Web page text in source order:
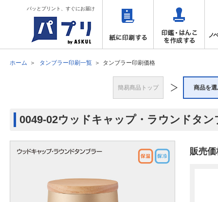
パッとプリント、すぐにお届け
ホーム タンブラー印刷一覧 タンブラー印刷価格
簡易商品トップ 商品を
0049-02ウッドキャップ・ラウンド
販売価